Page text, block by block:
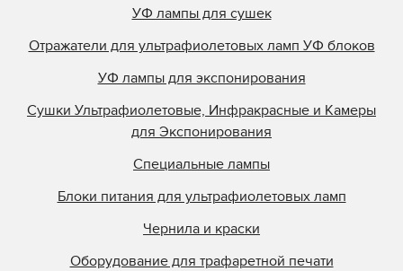
УФ лампы для сушек
Отражатели для ультрафиолетовых ламп УФ блоков
УФ лампы для экспонирования
Сушки Ультрафиолетовые, Инфракрасные и Камеры
для Экспонирования
Специальные лампы
Блоки питания для ультрафиолетовых ламп
Чернила и краски
Оборудование для трафаретной печати